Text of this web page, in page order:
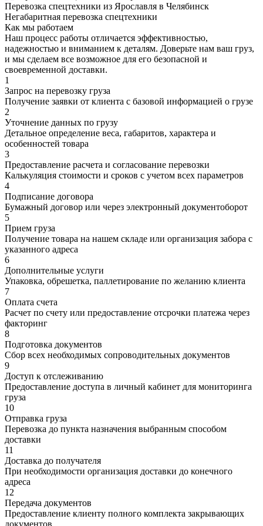
Перевозка спецтехники из Ярославля в Челябинск
Негабаритная перевозка спецтехники
Как мы работаем
Наш процесс работы отличается эффективностью,
надежностью и вниманием к деталям. Доверьте нам ваш груз,
и мы сделаем все возможное для его безопасной и
своевременной доставки.
1
Запрос на перевозку груза
Получение заявки от клиента с базовой информацией о грузе
2
Уточнение данных по грузу
Детальное определение веса, габаритов, характера и
особенностей товара
3
Предоставление расчета и согласование перевозки
Калькуляция стоимости и сроков с учетом всех параметров
4
Подписание договора
Бумажный договор или через электронный документоборот
5
Прием груза
Получение товара на нашем складе или организация забора с
указанного адреса
6
Дополнительные услуги
Упаковка, обрешетка, паллетирование по желанию клиента
7
Оплата счета
Расчет по счету или предоставление отсрочки платежа через
факторинг
8
Подготовка документов
Сбор всех необходимых сопроводительных документов
9
Доступ к отслеживанию
Предоставление доступа в личный кабинет для мониторинга
груза
10
Отправка груза
Перевозка до пункта назначения выбранным способом
доставки
11
Доставка до получателя
При необходимости организация доставки до конечного
адреса
12
Передача документов
Предоставление клиенту полного комплекта закрывающих
документов